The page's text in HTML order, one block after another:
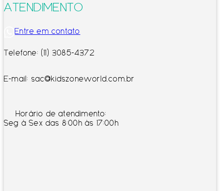
ATENDIMENTO
Entre em contato
Telefone: (11) 3085-4372
E-mail: sac@kidszoneworld.com.br
Horário de atendimento:
Seg à Sex das 8:00h às 17:00h